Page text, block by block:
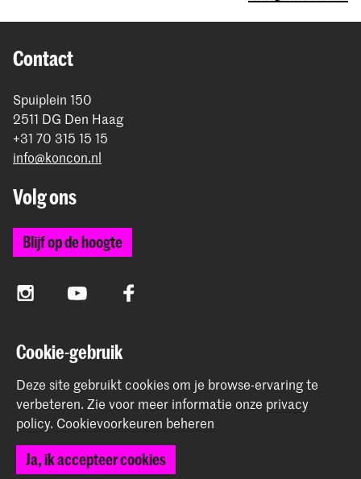
Contact
Spuiplein 150
2511 DG Den Haag
+31 70 315 15 15
info@koncon.nl
Volg ons
Blijf op de hoogte
InstagramYouTube Facebook
Het Koninklijk Conservatorium en de Koninklijke
Academie van Beeldende Kunsten vormen samen
Hogeschool der Kunsten Den Haag.
Cookie-gebruik
Deze site gebruikt cookies om je browse-ervaring te
verbeteren. Zie voor meer informatie onze privacy
policy. Cookievoorkeuren beheren
Ja, ik accepteer cookies